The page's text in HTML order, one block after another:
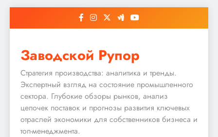
Заводской Рупор
Стратегия производства: аналитика и тренды.
Экспертный взгляд на состояние промышленного
сектора. Глубокие обзоры рынков, анализ
цепочек поставок и прогнозы развития ключевых
отраслей экономики для собственников бизнеса и
топ-менеджмента.